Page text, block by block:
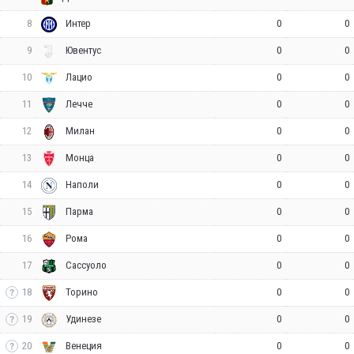
8 Интер 0 0
9 Ювентус 0 0
10 Лацио 0 0
11 Лечче 0 0
12 Милан 0 0
13 Монца 0 0
14 Наполи 0 0
15 Парма 0 0
16 Рома 0 0
17 Сассуоло 0 0
18 Торино 0 0
19 Удинезе 0 0
20 Венеция 0 0